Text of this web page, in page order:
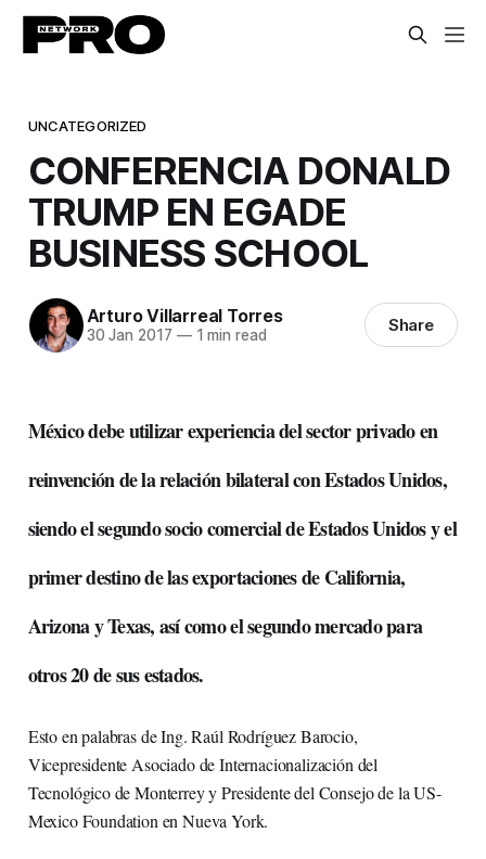
UNCATEGORIZED
CONFERENCIA DONALD
TRUMP EN EGADE
BUSINESS SCHOOL
Arturo Villarreal Torres
30 Jan 2017 —1 min read Share
México debe utilizar experiencia del sector privado en
reinvención de la relación bilateral con Estados Unidos,
siendo el segundo socio comercial de Estados Unidos y el
primer destino de las exportaciones de California,
Arizona y Texas, así como el segundo mercado para
otros 20 de sus estados.
Esto en palabras de Ing. Raúl Rodríguez Barocio,
Vicepresidente Asociado de Internacionalización del
Tecnológico de Monterrey y Presidente del Consejo de la US-
Mexico Foundation en Nueva York.